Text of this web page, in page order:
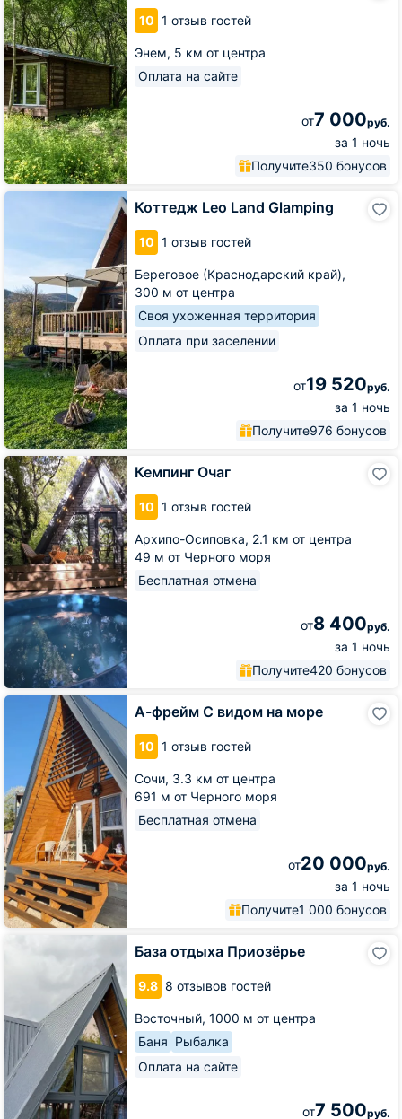
10 1 отзыв гостей
Энем, 5 км от центра
Оплата на сайте
от7 000руб.
за 1 ночь
Получите350 бонусов
Balance
Коттедж Leo Land Glamping
10 1 отзыв гостей
Береговое (Краснодарский край),
300 м от центра
Своя ухоженная территория
Оплата при заселении
от19 520руб.
за 1 ночь
Получите976 бонусов
Коттедж
Кемпинг Очаг
10 1 отзыв гостей
Архипо-Осиповка, 2.1 км от центра
49 м от Черного моря
Бесплатная отмена
от8 400руб.
за 1 ночь
Получите420 бонусов
Кемпинг
Очаг
А-фрейм С видом на море
10 1 отзыв гостей
Сочи, 3.3 км от центра
691 м от Черного моря
Бесплатная отмена
от20 000руб.
за 1 ночь
Получите1 000 бонусов
А-
видом
море
База отдыха Приозёрье
9.8 8 отзывов гостей
Восточный, 1000 м от центра
Баня Рыбалка
Оплата на сайте
от7 500руб.